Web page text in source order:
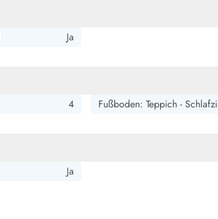
Ja
4 Fußboden: Teppich -
Ja